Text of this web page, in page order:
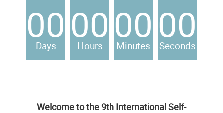
00
Days 00
Hours 00
Minutes 00
Seconds
Welcome to the 9th International Self-